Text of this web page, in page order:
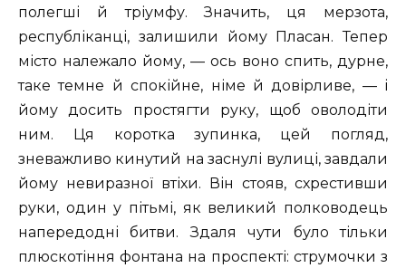
полегші й тріумфу. Значить, ця мерзота,
республіканці, залишили йому Пласан. Тепер
місто належало йому, — ось воно спить, дурне,
таке темне й спокійне, німе й довірливе, — і
йому досить простягти руку, щоб оволодіти
ним. Ця коротка зупинка, цей погляд,
зневажливо кинутий на заснулі вулиці, завдали
йому невиразної втіхи. Він стояв, схрестивши
руки, один у пітьмі, як великий полководець
напередодні битви. Здаля чути було тільки
плюскотіння фонтана на проспекті: струмочки з